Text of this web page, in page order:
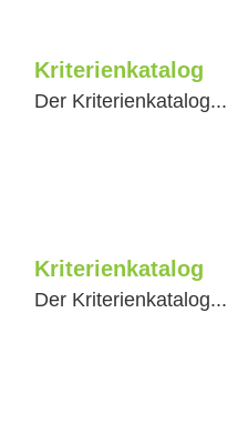
Kriterienkatalog
Der Kriterienkatalog...
Kriterienkatalog
Der Kriterienkatalog...